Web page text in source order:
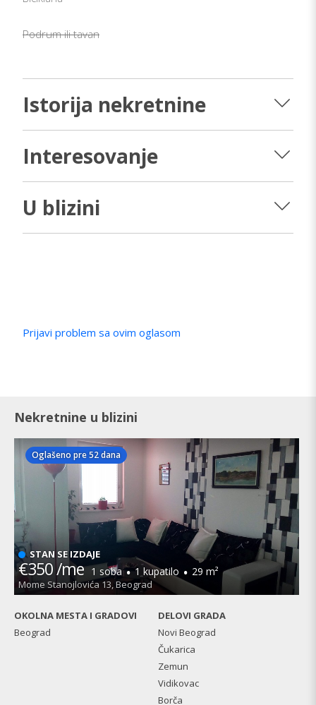
Podrum ili tavan
Istorija nekretnine
Interesovanje
U blizini
Prijavi problem sa ovim oglasom
Nekretnine u blizini
Oglašeno pre 52 dana
STAN SE IZDAJE
€350 /me 1 soba · 1 kupatilo · 29 m²
Mome Stanojlovića 13, Beograd
OKOLNA MESTA I GRADOVI
Beograd
DELOVI GRADA
Novi Beograd
Čukarica
Zemun
Vidikovac
Borča